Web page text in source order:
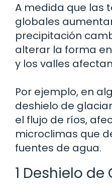
A medida que las
globales
precipitación
alterar la forma
y los valles
Por ejemplo, en
deshielo de
el flujo de ríos,
microclimas que
fuentes de agua.
1 Deshielo